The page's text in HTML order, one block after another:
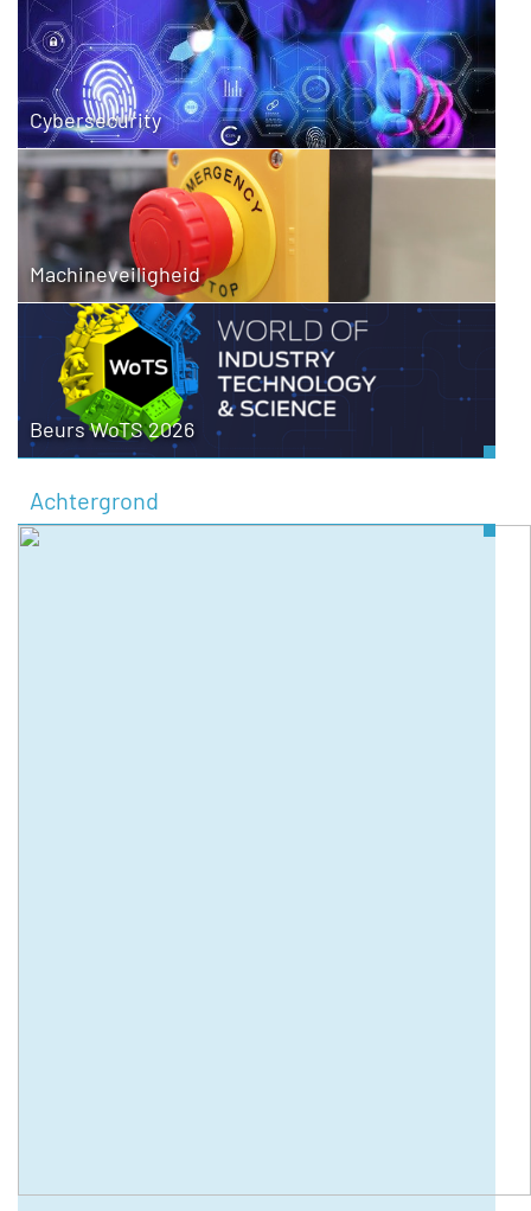
Cybersecurity
Machineveiligheid
Beurs WoTS 2026
Achtergrond